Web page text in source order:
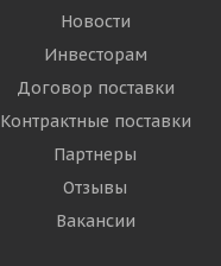
Новости
Инвесторам
Договор поставки
Контрактные поставки
Партнеры
Отзывы
Вакансии